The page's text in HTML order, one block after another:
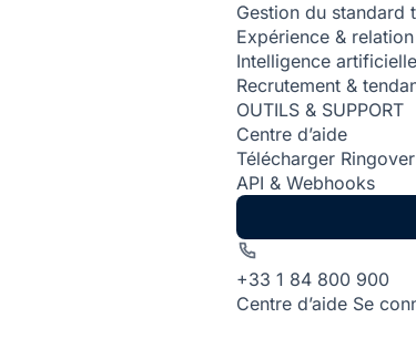
Gestion du standard
Expérience &
Intelligence artificielle
Recrutement &
OUTILS & SUPPORT
Centre d’aide
Télécharger Ringover
API & Webhooks
+33 1 84 800 900
Centre d’aide Se